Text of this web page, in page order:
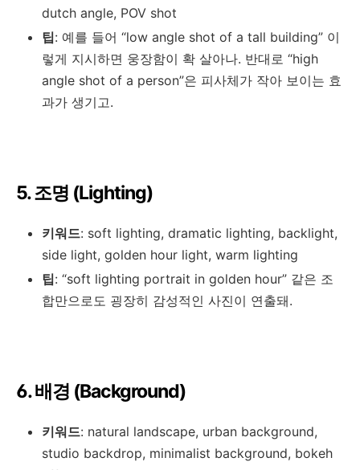
dutch angle, POV shot
팁: 예를 들어 “low angle shot of a tall building” 이
렇게 지시하면 웅장함이 확 살아나. 반대로 “high
angle shot of a person”은 피사체가 작아 보이는 효
과가 생기고.
5. 조명 (Lighting)
키워드: soft lighting, dramatic lighting, backlight,
side light, golden hour light, warm lighting
팁: “soft lighting portrait in golden hour” 같은 조
합만으로도 굉장히 감성적인 사진이 연출돼.
6. 배경 (Background)
키워드: natural landscape, urban background,
studio backdrop, minimalist background, bokeh